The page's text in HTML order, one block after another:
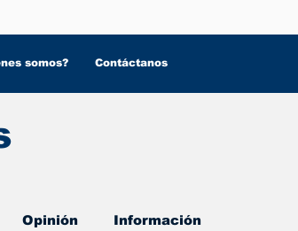
somos? Contáctanos
Opinión Información